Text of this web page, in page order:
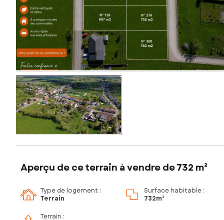
Aperçu de ce terrain à vendre de 732 m²
Type de logement :
Terrain
Surface habitable :
732m²
Terrain :